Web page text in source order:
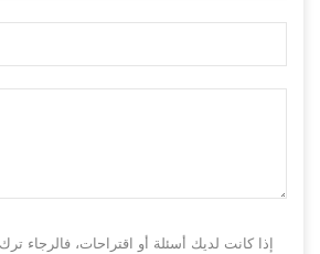
إذا كانت لديك أسئلة أو اقتراحات، فالرجاء